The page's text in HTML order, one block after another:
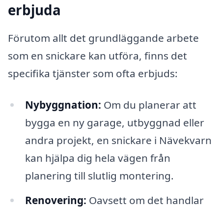
erbjuda
Förutom allt det grundläggande arbete
som en snickare kan utföra, finns det
specifika tjänster som ofta erbjuds:
Nybyggnation: Om du planerar att
bygga en ny garage, utbyggnad eller
andra projekt, en snickare i Nävekvarn
kan hjälpa dig hela vägen från
planering till slutlig montering.
Renovering: Oavsett om det handlar